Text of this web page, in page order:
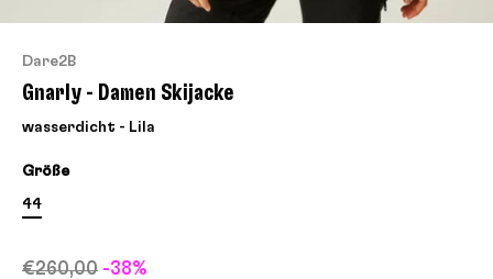
Dare2B
Gnarly - Damen Skijacke
wasserdicht - Lila
Größe
44
€260,00 -38%